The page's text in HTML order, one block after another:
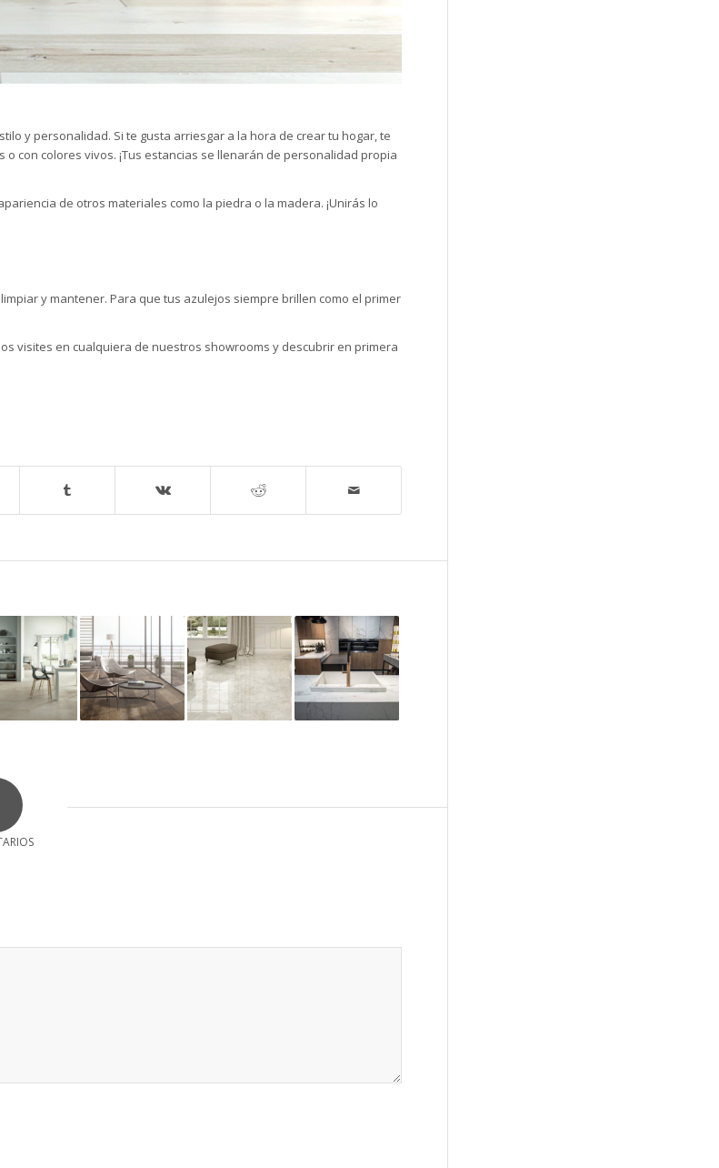
y personalidad. Si te gusta arriesgar a la hora de crear tu hogar, te
con colores vivos. ¡Tus estancias se llenarán de personalidad propia
de otros materiales como la piedra o la madera. ¡Unirás lo
y mantener. Para que tus azulejos siempre brillen como el primer
visites en cualquiera de nuestros showrooms y descubrir en primera